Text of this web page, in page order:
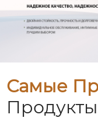
Самые
Продукты